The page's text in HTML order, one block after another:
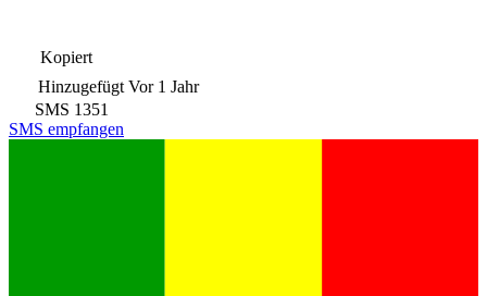
Kopiert
Hinzugefügt Vor 1 Jahr
SMS 1351
SMS empfangen